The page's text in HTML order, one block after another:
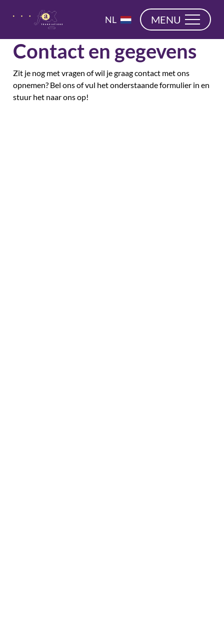
NL
DE
MENU
Contact en gegevens
Zit je nog met vragen of wil je graag contact met ons
opnemen? Bel ons of vul het onderstaande formulier in en
stuur het naar ons op!